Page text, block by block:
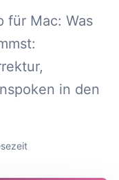
für Mac: Was
in den